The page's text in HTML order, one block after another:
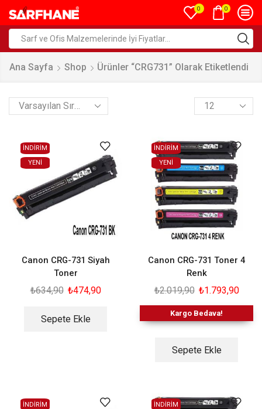
0 0
Ana Sayfa Shop Ürünler “CRG731” Olarak Etiketlendi
İNDİRİM
YENI
Canon CRG-731 Siyah
Toner
₺634,90 ₺474,90
Sepete Ekle
İNDİRİM
YENI
Canon CRG-731 Toner 4
Renk
₺2.019,90 ₺1.793,90
Kargo Bedava!
Sepete Ekle
İNDİRİM
İNDİRİM